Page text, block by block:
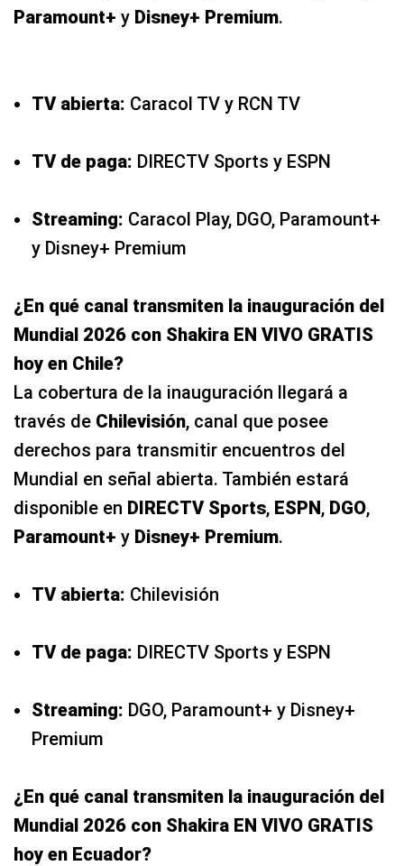
Paramount+ y Disney+ Premium.
TV abierta: Caracol TV y RCN TV
TV de paga: DIRECTV Sports y ESPN
Streaming: Caracol Play, DGO, Paramount+
y Disney+ Premium
¿En qué canal transmiten la inauguración del
Mundial 2026 con Shakira EN VIVO GRATIS
hoy en Chile?
La cobertura de la inauguración llegará a
través de Chilevisión, canal que posee
derechos para transmitir encuentros del
Mundial en señal abierta. También estará
disponible en DIRECTV Sports, ESPN, DGO,
Paramount+ y Disney+ Premium.
TV abierta: Chilevisión
TV de paga: DIRECTV Sports y ESPN
Streaming: DGO, Paramount+ y Disney+
Premium
¿En qué canal transmiten la inauguración del
Mundial 2026 con Shakira EN VIVO GRATIS
hoy en Ecuador?